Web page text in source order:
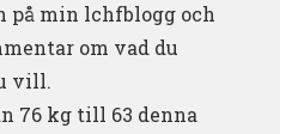
på min lchfblogg och
om vad du
vill.
76 kg till 63 denna